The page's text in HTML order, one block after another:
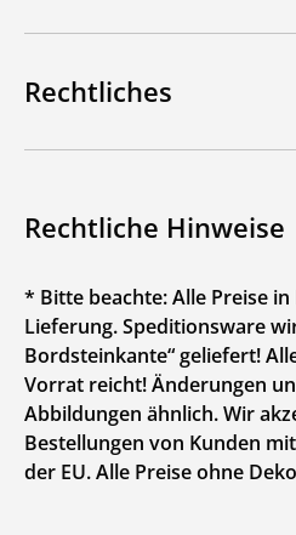
Rechtliches
Rechtliche Hinweise
* Bitte beachte: Alle Preise in
Lieferung. Speditionsware
Bordsteinkante“ geliefert!
Vorrat reicht! Änderungen
Abbildungen ähnlich. Wir
Bestellungen von Kunden
der EU. Alle Preise ohne